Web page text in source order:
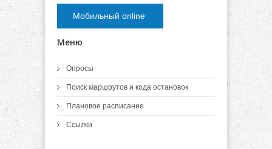
Мобильный online
Меню
Опросы
Поиск маршрутов и кода остановок
Плановое расписание
Ссылки